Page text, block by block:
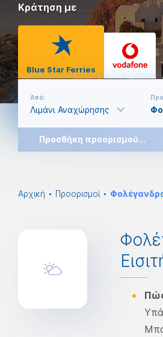
Κράτηση με
Blue Star Ferries
Από:
Προσθήκη προορισμού...
Αρχική Προορισμοί